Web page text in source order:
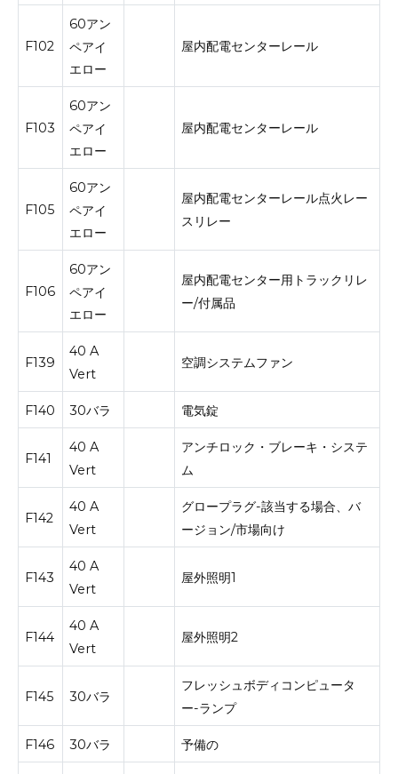
F102
60アン
ペアイ
エロー
屋内配電センターレール
F103
60アン
ペアイ
エロー
屋内配電センターレール
F105
60アン
ペアイ
エロー
屋内配電センターレール点火レー
スリレー
F106
60アン
ペアイ
エロー
屋内配電センター用トラックリレ
ー/付属品
F139
40 A
Vert
空調システムファン
F140 30バラ 電気錠
F141
40 A
Vert
アンチロック・ブレーキ・システ
ム
F142
40 A
Vert
グロープラグ-該当する場合、バ
ージョン/市場向け
F143
40 A
Vert
屋外照明1
F144
40 A
Vert
屋外照明2
F145 30バラ
フレッシュボディコンピュータ
ー-ランプ
F146 30バラ 予備の